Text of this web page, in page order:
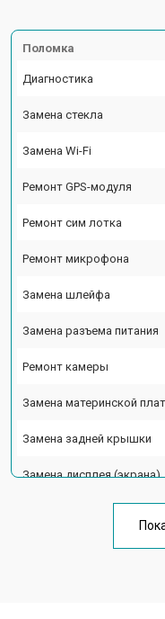
Поломка
Диагностика
Замена стекла
Замена Wi-Fi
Ремонт GPS-модуля
Ремонт сим лотка
Ремонт микрофона
Замена шлейфа
Замена разъема питания
Ремонт камеры
Замена материнской
Замена задней крышки
Замена дисплея (экрана)
Ремонт цепи питания